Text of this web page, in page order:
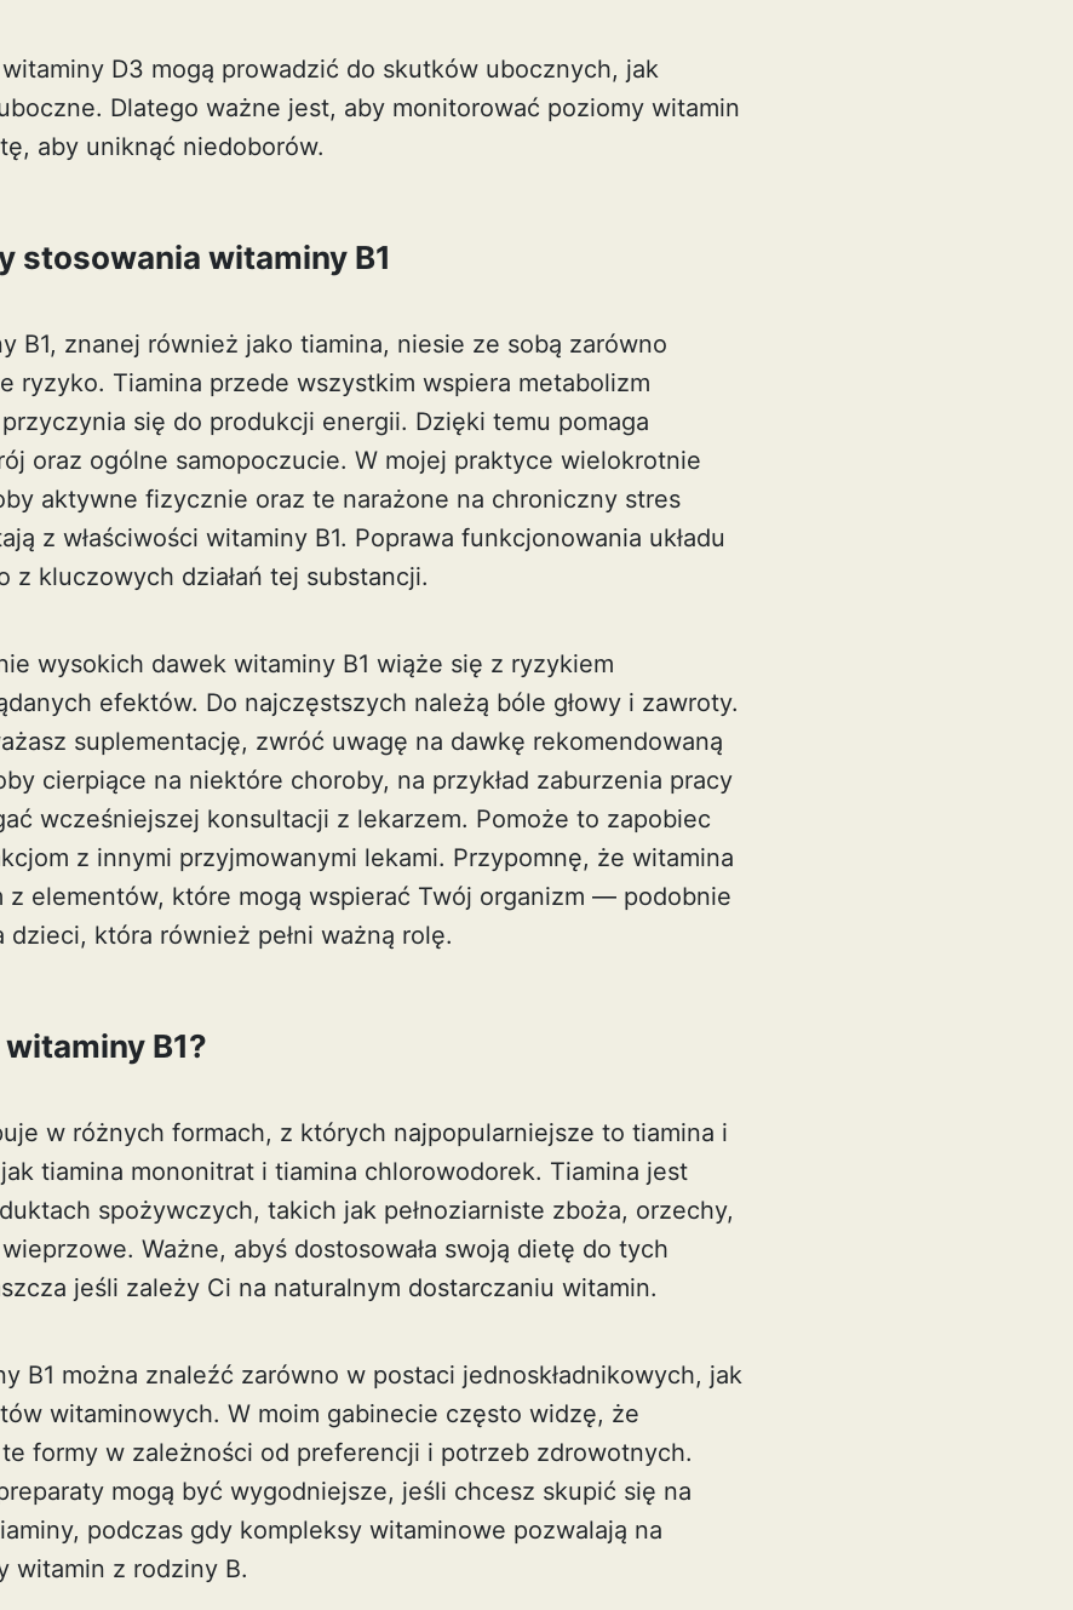
D3 mogą prowadzić do skutków ubocznych, jak
. Dlatego ważne jest, aby monitorować poziomy witamin
aby uniknąć niedoborów.
stosowania witaminy B1
B1, znanej również jako tiamina, niesie ze sobą zarówno
ryzyko. Tiamina przede wszystkim wspiera metabolizm
się do produkcji energii. Dzięki temu pomaga
oraz ogólne samopoczucie. W mojej praktyce wielokrotnie
aktywne fizycznie oraz te narażone na chroniczny stres
z właściwości witaminy B1. Poprawa funkcjonowania układu
z kluczowych działań tej substancji.
wysokich dawek witaminy B1 wiąże się z ryzykiem
efektów. Do najczęstszych należą bóle głowy i zawroty.
suplementację, zwróć uwagę na dawkę rekomendowaną
cierpiące na niektóre choroby, na przykład zaburzenia pracy
wcześniejszej konsultacji z lekarzem. Pomoże to zapobiec
z innymi przyjmowanymi lekami. Przypomnę, że witamina
z elementów, które mogą wspierać Twój organizm — podobnie
dzieci, która również pełni ważną rolę.
B1?
w różnych formach, z których najpopularniejsze to tiamina i
tiamina mononitrat i tiamina chlorowodorek. Tiamina jest
spożywczych, takich jak pełnoziarniste zboża, orzechy,
Ważne, abyś dostosowała swoją dietę do tych
jeśli zależy Ci na naturalnym dostarczaniu witamin.
B1 można znaleźć zarówno w postaci jednoskładnikowych, jak
witaminowych. W moim gabinecie często widzę, że
formy w zależności od preferencji i potrzeb zdrowotnych.
mogą być wygodniejsze, jeśli chcesz skupić się na
podczas gdy kompleksy witaminowe pozwalają na
witamin z rodziny B.